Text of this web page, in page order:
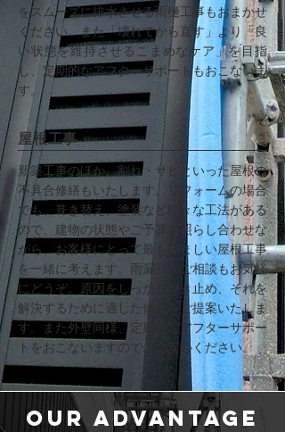
屋根工事
新築工事のほか、割れ・サビといった屋根の
不具合修繕もいたします。リフォームの場合
でも、葺き替え、塗装など様々な工法がある
ので、建物の状態やご予算と照らし合わせな
がら、お客様にとって最も望ましい屋根工事
を一緒に考えます。雨漏りのご相談もお気軽
にどうぞ。原因をしっかり突き止め、それを
解決するために適した修繕をご提案いたしま
す。また外壁同様、定期的なアフターサポー
トをおこないますので、ご安心ください。
をスムーズに排水させる雨樋工事もおまかせ
ください。また「壊れてから直す」より「良
い状態を維持させるこまめなケア」を目指
し、定期的なアフターサポートもおこないま
す。
OUR ADVANTAGE